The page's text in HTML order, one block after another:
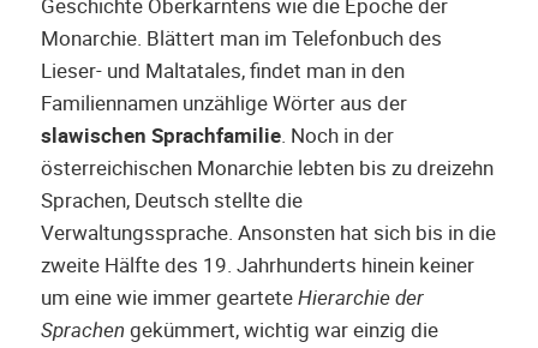
Geschichte Oberkärntens wie die Epoche der
Monarchie. Blättert man im Telefonbuch des
Lieser- und Maltatales, findet man in den
Familiennamen unzählige Wörter aus der
slawischen Sprachfamilie. Noch in der
österreichischen Monarchie lebten bis zu dreizehn
Sprachen, Deutsch stellte die
Verwaltungssprache. Ansonsten hat sich bis in die
zweite Hälfte des 19. Jahrhunderts hinein keiner
um eine wie immer gearteteHierarchie der
Sprachengekümmert, wichtig war einzig die